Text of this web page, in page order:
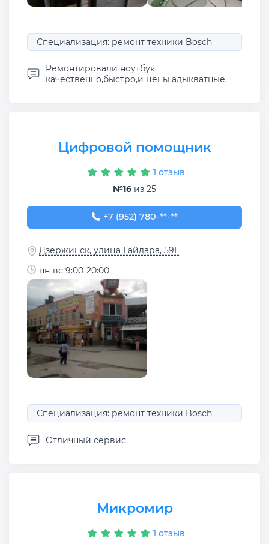
Специализация: ремонт техники Bosch
Ремонтировали ноутбук
качественно,быстро,и цены адыкватные.
Цифровой помощник
1 отзыв
№16 из 25
+7 (952) 780-80-31
+7 (952) 780-**-**
Дзержинск, улица Гайдара, 59Г
пн-вс 9:00-20:00
Специализация: ремонт техники Bosch
Отличный сервис.
Микромир
1 отзыв